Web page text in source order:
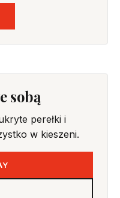
sobą
perełki i
w kieszeni.